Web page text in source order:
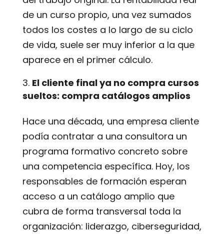
de un curso propio, una vez sumados
todos los costes a lo largo de su ciclo
de vida, suele ser muy inferior a la que
aparece en el primer cálculo.
El cliente final ya no compra cursos
sueltos: compra catálogos amplios
Hace una década, una empresa cliente
podía contratar a una consultora un
programa formativo concreto sobre
una competencia específica. Hoy, los
responsables de formación esperan
acceso a un catálogo amplio que
cubra de forma transversal toda la
organización: liderazgo, ciberseguridad,